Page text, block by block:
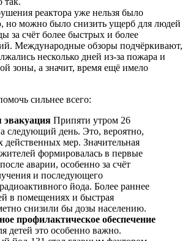
реактора уже нельзя было
но можно было снизить ущерб для людей
за счёт более быстрых и более
Международные обзоры подчёркивают,
несколько дней из-за пожара и
зоны, а значит, время ещё имело
сильнее всего:
эвакуация Припяти утром 26
следующий день. Это, вероятно,
действенных мер. Значительная
жителей формировалась в первые
аварии, особенно за счёт
и последующего
йода. Более раннее
в помещениях и быстрая
снизили бы дозы населению.
профилактическое обеспечение
детей это особенно важно.